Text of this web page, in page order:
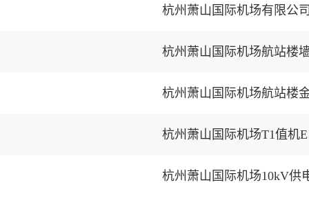
杭州萧山国际机场有限公
杭州萧山国际机场航站楼
杭州萧山国际机场航站楼
杭州萧山国际机场T1值机
杭州萧山国际机场10kV供